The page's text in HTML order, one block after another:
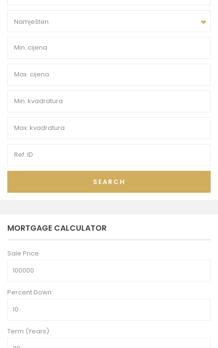
Namješten
SEARCH
MORTGAGE CALCULATOR
Sale Price
Percent Down
Term (Years)